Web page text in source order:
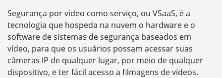
Segurança por vídeo como serviço, ou VSaaS, é a
tecnologia que hospeda na nuvem o hardware e o
software de sistemas de segurança baseados em
vídeo, para que os usuários possam acessar suas
câmeras IP de qualquer lugar, por meio de qualquer
dispositivo, e ter fácil acesso a filmagens de vídeos.